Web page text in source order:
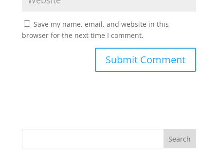
Save my name, email, and website in this
browser for the next time I comment.